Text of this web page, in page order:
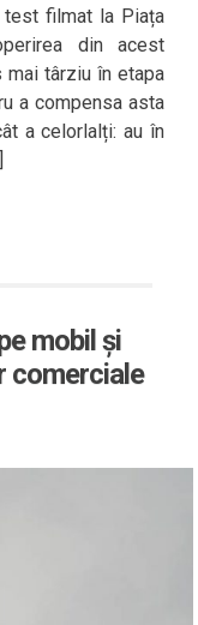
test filmat la Piața
din acest
mai târziu în etapa
a compensa asta
a celorlalți: au în
mobil și
comerciale